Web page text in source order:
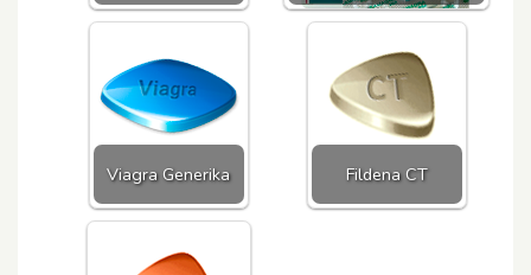
Viagra Generika Fildena CT